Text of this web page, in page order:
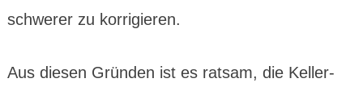
schwerer zu korrigieren.
Aus diesen Gründen ist es ratsam, die Keller­